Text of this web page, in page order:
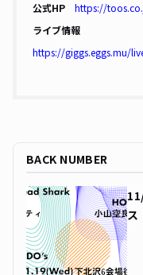
公式HP
https://
ライブ情報
https://giggs.eggs.mu/
BACK NUMBER
ス